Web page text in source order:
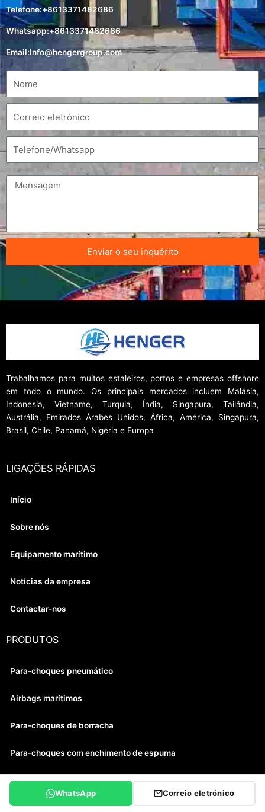
WhatsApp Correio eletrónico
Telefone:+8613371482686
Whatsapp:+8613371482686
Email:Info@hengergroup.com
Enviar o seu inquérito
Trabalhamos para muitos estaleiros, portos e empresas offshore
em todo o mundo. Os principais mercados incluem Malásia,
Indonésia, Vietname, Turquia, Índia, Singapura, Tailândia,
Austrália, Emirados Árabes Unidos, África, América, Singapura,
Brasil, Chile, Panamá, Nigéria e Europa
LIGAÇÕES RÁPIDAS
Início
Sobre nós
Equipamento marítimo
Notícias da empresa
Contactar-nos
PRODUTOS
Para-choques pneumático
Airbags marítimos
Para-choques de borracha
Para-choques com enchimento de espuma
CONTACTOS
Telefone:+8613371482686